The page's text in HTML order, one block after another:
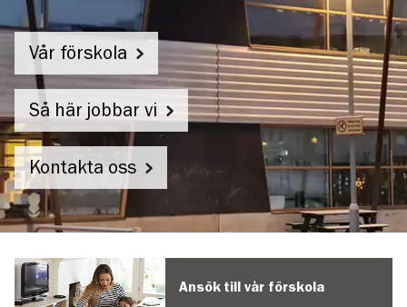
Vår förskola
Så här jobbar vi
Kontakta oss
förskola
Ansök till vår förskola